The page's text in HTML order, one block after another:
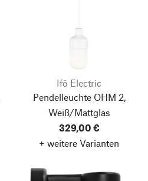
Ifö Electric
Pendelleuchte OHM 2,
Weiß/Mattglas
329,00 €
+ weitere Varianten